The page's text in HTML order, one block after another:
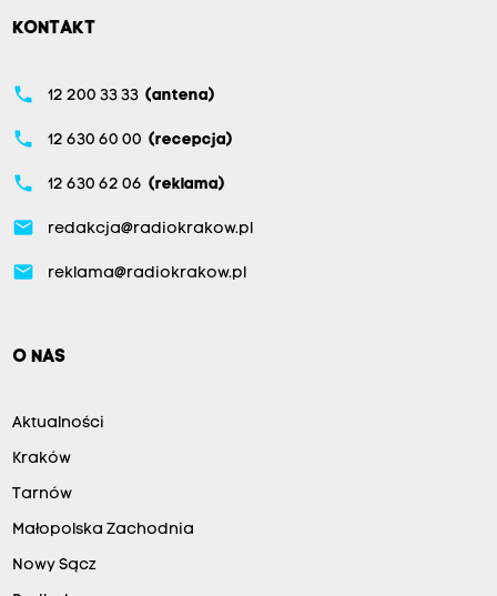
KONTAKT
phone 12 200 33 33 (antena)
phone 12 630 60 00 (recepcja)
phone 12 630 62 06 (reklama)
email redakcja@radiokrakow.pl
email reklama@radiokrakow.pl
O NAS
Aktualności
Kraków
Tarnów
Małopolska Zachodnia
Nowy Sącz